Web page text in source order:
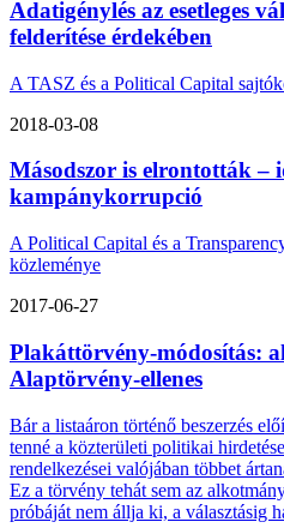
Adatigénylés az esetleges
felderítése érdekében
A TASZ és a Political Capital
2018-03-08
Másodszor is elrontották –
kampánykorrupció
A Political Capital és a
közleménye
2017-06-27
Plakáttörvény-módosítás:
Alaptörvény-ellenes
Bár a listaáron történő beszerzés
tenné a közterületi politikai
rendelkezései valójában többet
Ez a törvény tehát sem az
próbáját nem állja ki, a választásig